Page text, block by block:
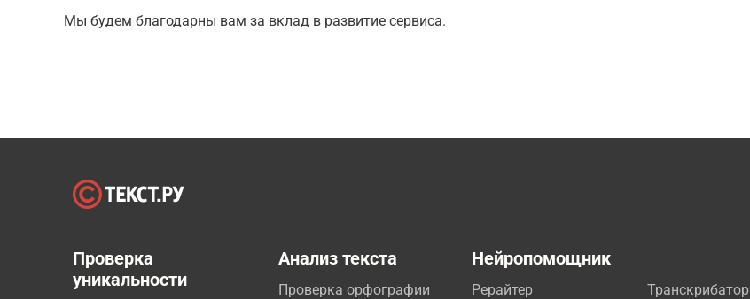
Мы будем благодарны вам за вклад в развитие сервиса.
Проверка
уникальности
Анализ текста
Проверка орфографии
Нейропомощник
Рерайтер
Транскрибатор